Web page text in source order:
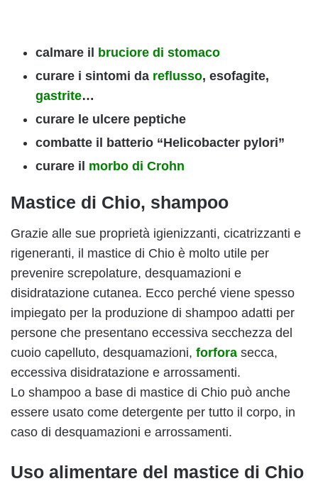
calmare il bruciore di stomaco
curare i sintomi da reflusso, esofagite,
gastrite…
curare le ulcere peptiche
combatte il batterio “Helicobacter pylori”
curare il morbo di Crohn
Mastice di Chio, shampoo
Grazie alle sue proprietà igienizzanti, cicatrizzanti e
rigeneranti, il mastice di Chio è molto utile per
prevenire screpolature, desquamazioni e
disidratazione cutanea. Ecco perché viene spesso
impiegato per la produzione di shampoo adatti per
persone che presentano eccessiva secchezza del
cuoio capelluto, desquamazioni, forfora secca,
eccessiva disidratazione e arrossamenti.
Lo shampoo a base di mastice di Chio può anche
essere usato come detergente per tutto il corpo, in
caso di desquamazioni e arrossamenti.
Uso alimentare del mastice di Chio